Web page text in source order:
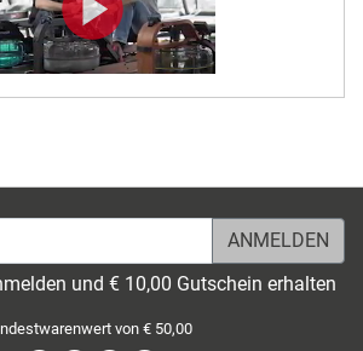
und € 10,00 Gutschein erhalten
von € 50,00